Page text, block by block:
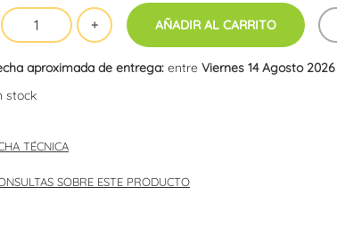
AÑADIR AL CARRITO
aproximada de entrega: entre Viernes 14 Agosto 2026
stock
TÉCNICA
SOBRE ESTE PRODUCTO